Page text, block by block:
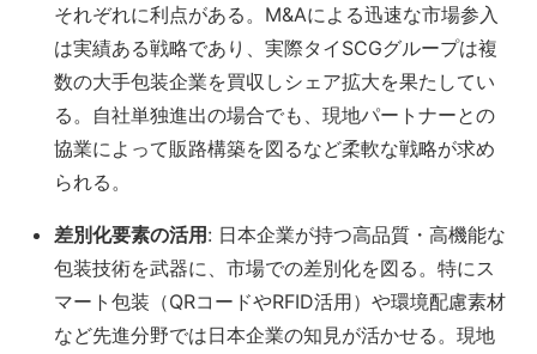
それぞれに利点がある。M&Aによる迅速な市場参入
は実績ある戦略であり、実際タイSCGグループは複
数の大手包装企業を買収しシェア拡大を果たしてい
る 。自社単独進出の場合でも、現地パートナーとの
協業によって販路構築を図るなど柔軟な戦略が求め
られる。
差別化要素の活用: 日本企業が持つ高品質・高機能な
包装技術を武器に、市場での差別化を図る。特にス
マート包装（QRコードやRFID活用）や環境配慮素材
など先進分野では日本企業の知見が活かせる​。現地